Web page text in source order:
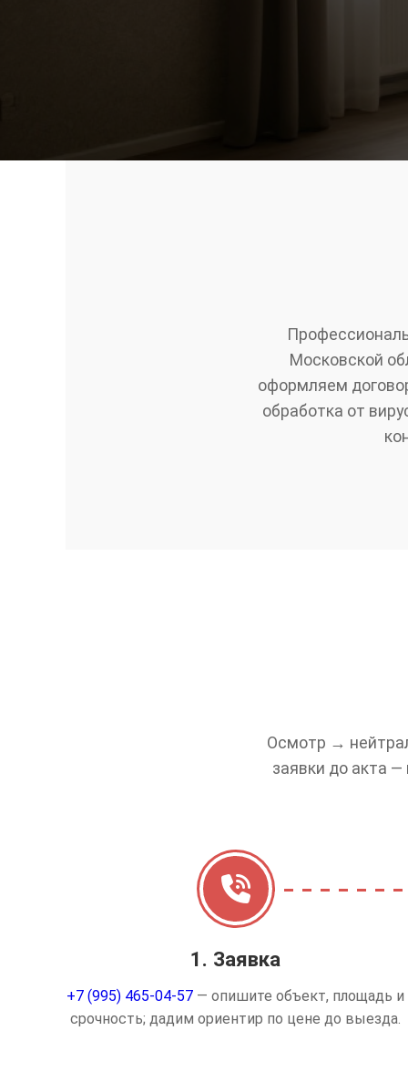
Московской
оформляем
обработка от
Осмотр →
заявки до акта —
1. Заявка
+7 (995) 465-04-57 — опишите объект, площадь и
срочность; дадим ориентир по цене до выезда.